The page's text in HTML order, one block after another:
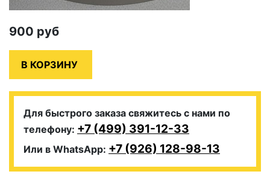
900 руб
Для быстрого заказа свяжитесь с нами по
телефону: +7 (499) 391-12-33
Или в WhatsApp: +7 (926) 128-98-13